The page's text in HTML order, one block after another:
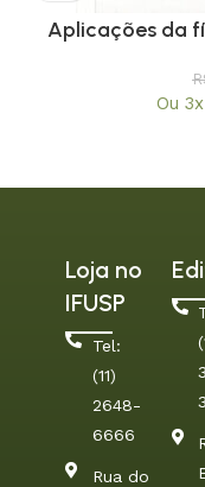
Aplicações da
Ou
Loja no
IFUSP
Tel:
(11)
2648-
6666
Rua do